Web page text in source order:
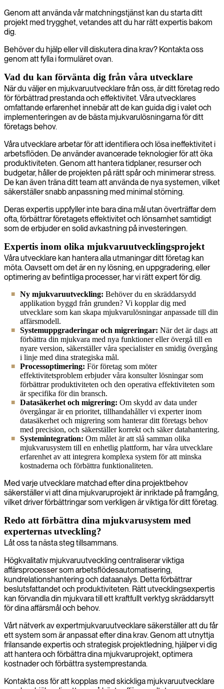
Genom att använda vår matchningstjänst kan du starta ditt
projekt med trygghet, vetandes att du har rätt expertis bakom
dig.
Behöver du hjälp eller vill diskutera dina krav? Kontakta oss
genom att fylla i formuläret ovan.
Vad du kan förvänta dig från våra utvecklare
När du väljer en mjukvaruutvecklare från oss, är ditt företag redo
för förbättrad prestanda och effektivitet. Våra utvecklares
omfattande erfarenhet innebär att de kan guida dig i valet och
implementeringen av de bästa mjukvarulösningarna för ditt
företags behov.
Våra utvecklare arbetar för att identifiera och lösa ineffektivitet i
arbetsflöden. De använder avancerade teknologier för att öka
produktiviteten. Genom att hantera tidplaner, resurser och
budgetar, håller de projekten på rätt spår och minimerar stress.
De kan även träna ditt team att använda de nya systemen, vilket
säkerställer snabb anpassning med minimal störning.
Deras expertis uppfyller inte bara dina mål utan överträffar dem
ofta, förbättrar företagets effektivitet och lönsamhet samtidigt
som de erbjuder en solid avkastning på investeringen.
Expertis inom olika mjukvaruutvecklingsprojekt
Våra utvecklare kan hantera alla utmaningar ditt företag kan
möta. Oavsett om det är en ny lösning, en uppgradering, eller
optimering av befintliga processer, har vi rätt expert för dig.
Ny mjukvaruutveckling: Behöver du en skräddarsydd
applikation byggd från grunden? Vi kopplar dig med
utvecklare som kan skapa mjukvarulösningar anpassade till din
affärsmodell.
Systemuppgraderingar och migreringar: När det är dags att
förbättra din mjukvara med nya funktioner eller övergå till en
nyare version, säkerställer våra specialister en smidig övergång
i linje med dina strategiska mål.
Processoptimering: För företag som möter
effektivitetsproblem erbjuder våra konsulter lösningar som
förbättrar produktiviteten och den operativa effektiviteten som
är specifika för din bransch.
Datasäkerhet och migrering: Om skydd av data under
övergångar är en prioritet, tillhandahåller vi experter inom
datasäkerhet och migrering som hanterar ditt företags behov
med precision, och säkerställer korrekt och säker datahantering.
Systemintegration: Om målet är att slå samman olika
mjukvarusystem till en enhetlig plattform, har våra utvecklare
erfarenhet av att integrera komplexa system för att minska
kostnaderna och förbättra funktionaliteten.
Med varje utvecklare matchad efter dina projektbehov
säkerställer vi att dina mjukvaruprojekt är inriktade på framgång,
vilket driver förbättringar som verkligen är viktiga för ditt företag.
Redo att förbättra dina mjukvarusystem med
experternas utveckling?
Låt oss ta nästa steg tillsammans.
Högkvalitativ mjukvaruutveckling centraliserar viktiga
affärsprocesser som arbetsflödesautomatisering,
kundrelationshantering och dataanalys. Detta förbättrar
beslutsfattandet och produktiviteten. Rätt utvecklingsexpertis
kan förvandla din mjukvara till ett kraftfullt verktyg skräddarsytt
för dina affärsmål och behov.
Vårt nätverk av expertmjukvaruutvecklare säkerställer att du får
ett system som är anpassat efter dina krav. Genom att utnyttja
frilansande expertis och strategisk projektledning, hjälper vi dig
att hantera och förbättra dina mjukvaruprojekt, optimera
kostnader och förbättra systemprestanda.
Kontakta oss för att kopplas med skickliga mjukvaruutvecklare